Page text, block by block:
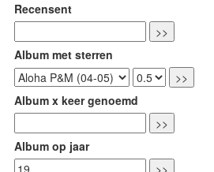
Recensent
Album met sterren
Album x keer genoemd
Album op jaar